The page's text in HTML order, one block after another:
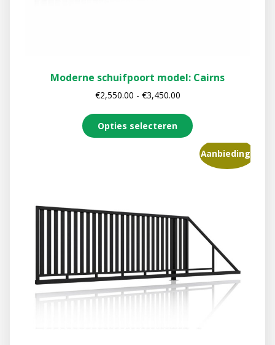
Moderne schuifpoort model: Cairns
€2,550.00 - €3,450.00
Opties selecteren
Aanbieding!